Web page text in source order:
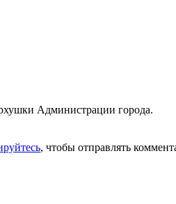
Администрации города.
, чтобы отправлять